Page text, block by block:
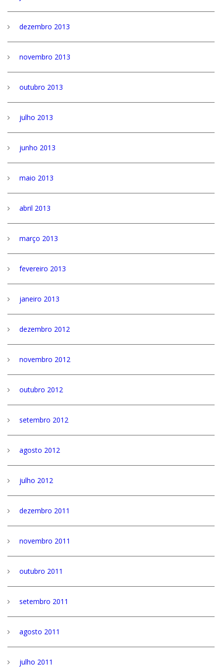
dezembro 2013
novembro 2013
outubro 2013
julho 2013
junho 2013
maio 2013
abril 2013
março 2013
fevereiro 2013
janeiro 2013
dezembro 2012
novembro 2012
outubro 2012
setembro 2012
agosto 2012
julho 2012
dezembro 2011
novembro 2011
outubro 2011
setembro 2011
agosto 2011
julho 2011